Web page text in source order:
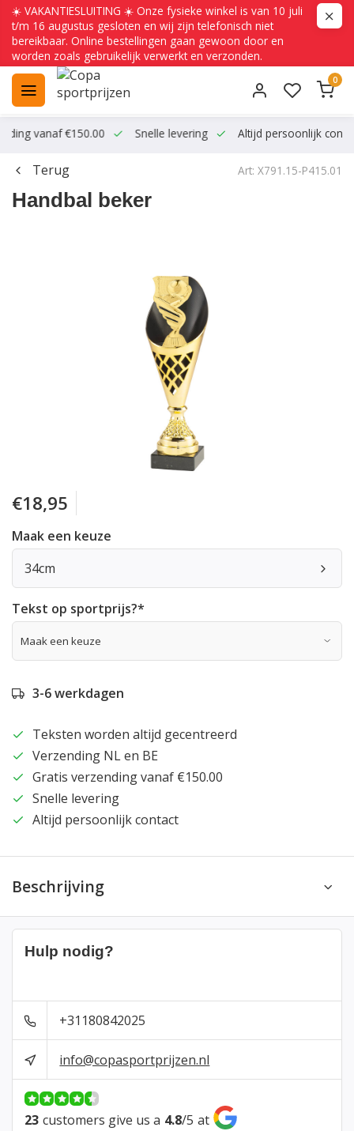
☀️ VAKANTIESLUITING ☀️ Onze fysieke winkel is van 10 juli
t/m 16 augustus gesloten en wij zijn telefonisch niet
bereikbaar. Online bestellingen gaan gewoon door en
worden zoals gebruikelijk verwerkt en verzonden.
0
vanaf €150.00 Snelle levering Altijd persoonlijk
Terug Art: X791.15-P415.01
Handbal beker
€18,95
Maak een keuze
34cm
Tekst op sportprijs?*
3-6 werkdagen
Teksten worden altijd gecentreerd
Verzending NL en BE
Gratis verzending vanaf €150.00
Snelle levering
Altijd persoonlijk contact
Beschrijving
Hulp nodig?
+31180842025
info@copasportprijzen.nl
23 customers give us a 4.8/5 at